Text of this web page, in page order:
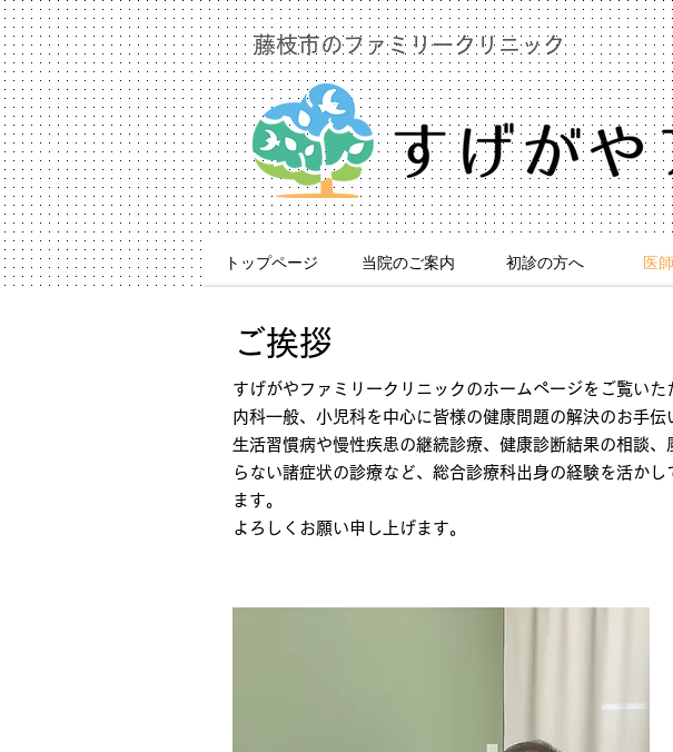
藤枝市のファミリークリニック
トップページ 当院のご案内 初診の方へ 医
ご挨拶
すげがやファミリークリニックのホームページをご覧いた
内科一般、小児科を中心に皆様の健康問題の解決のお手
生活習慣病や慢性疾患の継続診療、健康診断結果の相談
らない諸症状の診療など、 総合診療科出身の経験を活か
ます。
​よろしくお願い申し上げます。
院長 菅